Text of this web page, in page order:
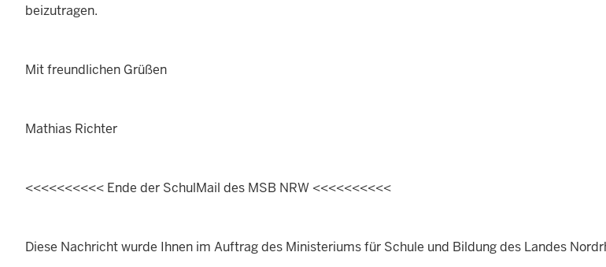
beizutragen.
Mit freundlichen Grüßen
Mathias Richter
<<<<<<<<<< Ende der SchulMail des MSB NRW <<<<<<<<<<
Diese Nachricht wurde Ihnen im Auftrag des Ministeriums für Schule und Bildung des Landes